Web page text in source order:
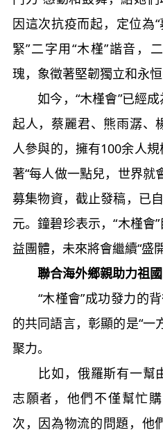
因這次抗疫而起，定位為“
緊”二字用“木槿”諧音，
瑰，象徵著堅韌獨立和永恒
如今，“木槿會”已經成
起人，蔡麗君、熊雨潺、
人參與的，擁有100余人
著“每人做一點兒，世界就
募集物資，截止發稿，已
元。鐘碧珍表示，“木槿會
益團體，未來將會繼續“盛開
聯合海外鄉親助力祖國
“木槿會”成功發力的背
的共同語言，彰顯的是“一
聚力。
比如，俄羅斯有一幫
志願者，他們不僅幫忙
次，因為物流的問題，他